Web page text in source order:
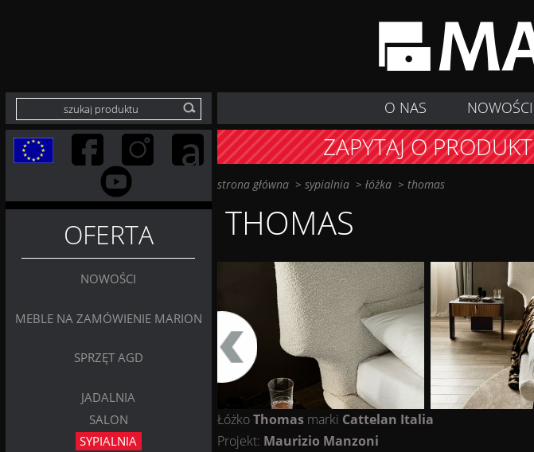
O NAS NOWOŚCI
OFERTA
NOWOŚCI
MEBLE NA ZAMÓWIENIE MARION
SPRZĘT AGD
JADALNIA
SALON
SYPIALNIA
ZAPYTAJ O PRODUKT
strona główna> sypialnia> łóżka> thomas
THOMAS
ŁóżkoThomas marki Cattelan Italia
Projekt: Maurizio Manzoni